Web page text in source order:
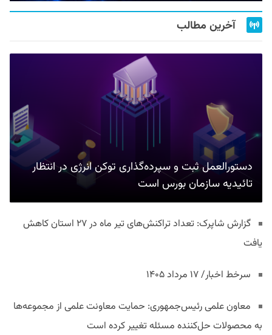
آخرین مطالب
دستورالعمل ثبت و سپرده‌گذاری توکن انرژی در انتظار
تائیدیه سازمان بورس است
گزارش شاپرک: تعداد تراکنش‌های تیر ماه در ۲۷ استان‌ کاهش
یافت
سرخط اخبار/ ۱۷ مرداد ۱۴۰۵
معاون علمی رئیس‌جمهوری: حمایت معاونت علمی از مجموعه‌ها
به محصولات حل‌کننده مسئله تغییر کرده است